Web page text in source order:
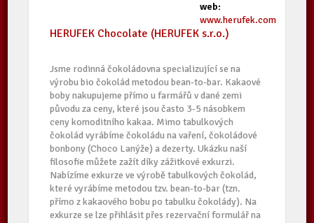
web:
www.herufek.com
HERUFEK Chocolate (HERUFEK s.r.o.)
Jsme rodinná čokoládovna specializující se na
výrobu bio čokolád metodou bean-to-bar. Kakaové
boby nakupujeme přímo u farmářů v dané zemi
původu za ceny, které jsou často 3-5 násobkem
ceny komoditního kakaa. Mimo tabulkových
čokolád vyrábíme čokoládu na vaření, čokoládové
bonbony (Choco Lanýže) a dezerty. Ukázku naší
filosofie můžete zažít díky zážitkové exkurzi.
Nabízíme exkurze ve výrobě tabulkových čokolád,
které vyrábíme metodou tzv. bean-to-bar (tzn.
přímo z kakaového bobu po tabulku čokolády). Na
exkurze se lze přihlásit přes rezervační formulář na